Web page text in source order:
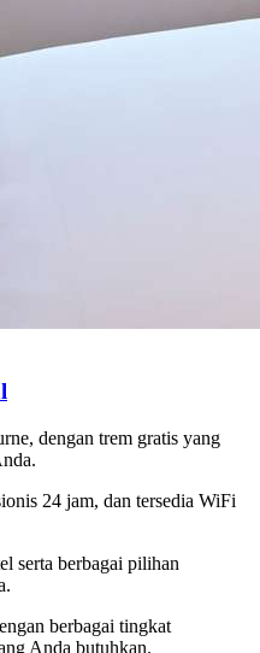
dengan trem gratis yang
24 jam, dan tersedia WiFi
serta berbagai pilihan
berbagai tingkat
Anda butuhkan.